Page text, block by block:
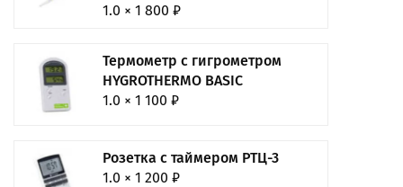
1.0 × 1 800 ₽
Термометр с гигрометром
HYGROTHERMO BASIC
1.0 × 1 100 ₽
Розетка с таймером РТЦ-3
1.0 × 1 200 ₽